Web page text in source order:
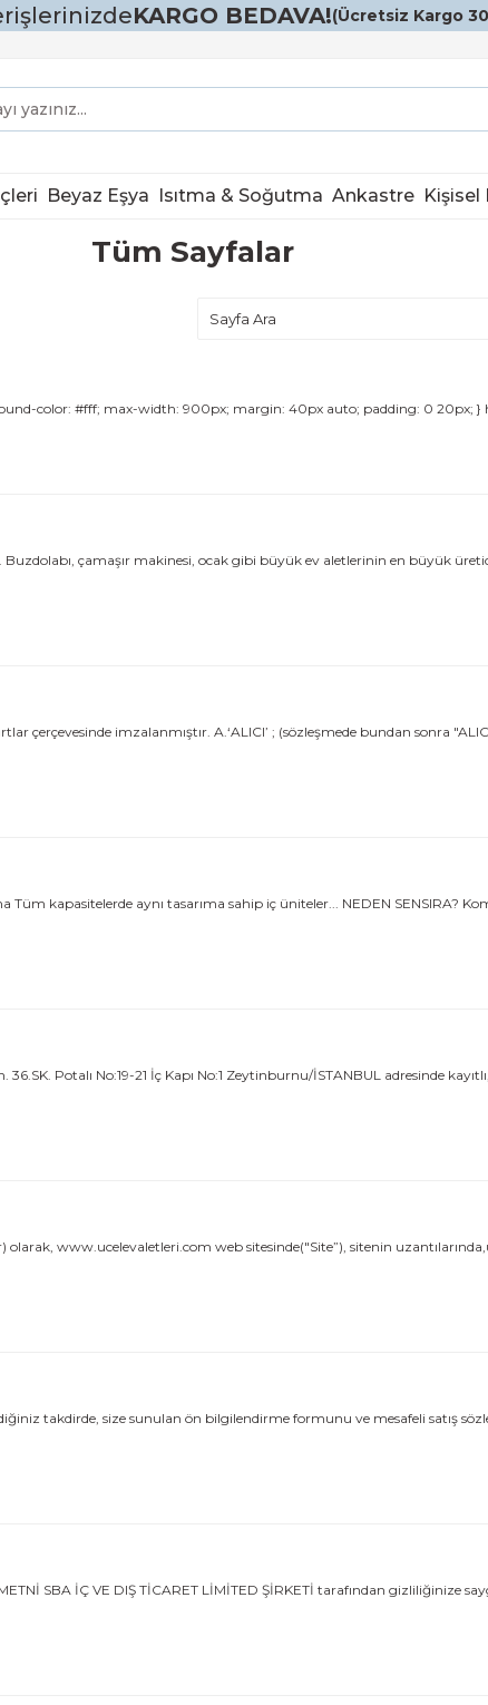
KARGO BEDAVA!(Ücretsiz Kargo 30
Beyaz Eşya Isıtma & Soğutma Ankastre Kişisel
Tüm Sayfalar
color: #fff; max-width: 900px; margin: 40px auto; padding: 0 20px; }
çamaşır makinesi, ocak gibi büyük ev aletlerinin en büyük
çerçevesinde imzalanmıştır. A.‘ALICI’ ; (sözleşmede bundan sonra
kapasitelerde aynı tasarıma sahip iç üniteler... NEDEN SENSIRA?
Potalı No:19-21 İç Kapı No:1 Zeytinburnu/İSTANBUL adresinde
olarak, www.ucelevaletleri.com web sitesinde("Site”), sitenin
takdirde, size sunulan ön bilgilendirme formunu ve mesafeli satış
SBA İÇ VE DIŞ TİCARET LİMİTED ŞİRKETİ tarafından gizliliğinize